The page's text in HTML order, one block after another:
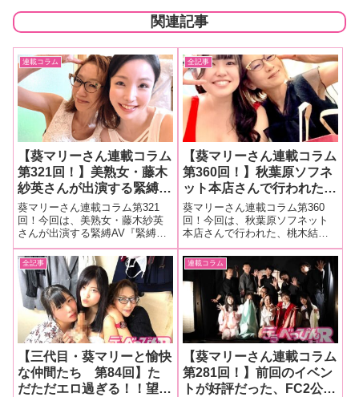
関連記事
連載コラム
【葵マリーさん連載コラム
第321回！】美熟女・藤木
紗英さんが出演する緊縛
AV『緊縛調教妻 老舗温泉
宿で繰り返される修行と称
した性行為。義父の容赦な
い縄調教の虜となった淫ら
な嫁 藤木紗英』の撮影現
場をレポート！
葵マリーさん連載コラム第321
回！今回は、美熟女・藤木紗英
さんが出演する緊縛AV『緊縛調
教妻 老舗温泉宿で繰り返される
修行と称した性行為。義父の容
赦ない縄調教の虜となった淫ら
な嫁 藤木紗英』の撮影現場をレ
ポート！■マリーさんの今までの
連載は
全記事
【葵マリーさん連載コラム
第360回！】秋葉原ソフネ
ット本店さんで行われた、
桃木結菜ちゃんのナチュラ
ルハイAVリリースイベン
トの様子をレポート！
葵マリーさん連載コラム第360
回！今回は、秋葉原ソフネット
本店さんで行われた、桃木結菜
ちゃんのナチュラルハイAVリリ
ースイベントの様子をレポー
ト！■マリーさんの今までの連載
はこちら 桃木結菜ちゃんリリー
スイベントなんと。ナチュラル
ハイさんが
全記事
【三代目・葵マリーと愉快
な仲間たち 第84回】た
だただエロ過ぎる！！望月
連載コラム
【葵マリーさん連載コラム
第281回！】前回のイベン
トが好評だった、FC2公式